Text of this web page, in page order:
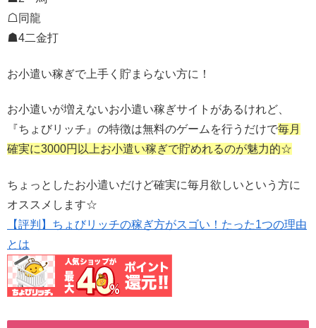
☖同龍
☗4二金打
お小遣い稼ぎで上手く貯まらない方に！
お小遣いが増えないお小遣い稼ぎサイトがあるけれど、
『ちょびリッチ』の特徴は無料のゲームを行うだけで毎月
確実に3000円以上お小遣い稼ぎで貯めれるのが魅力的☆
ちょっとしたお小遣いだけど確実に毎月欲しいという方に
オススメします☆
【評判】ちょびリッチの稼ぎ方がスゴい！たった1つの理由
とは